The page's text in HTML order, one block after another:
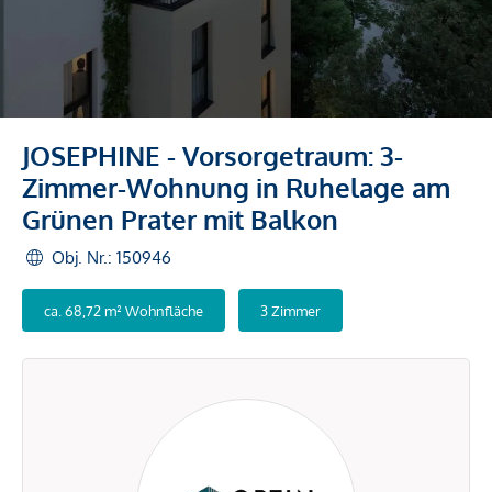
JOSEPHINE - Vorsorgetraum: 3-
Zimmer-Wohnung in Ruhelage am
Grünen Prater mit Balkon
Obj. Nr.: 150946
ca. 68,72 m² Wohnfläche 3 Zimmer